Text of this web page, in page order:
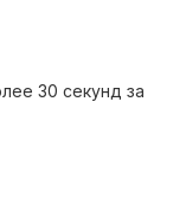
30 секунд за